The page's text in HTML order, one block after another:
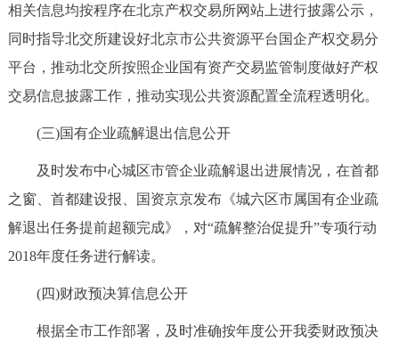
相关信息均按程序在北京产权交易所网站上进行披露公示，
同时指导北交所建设好北京市公共资源平台国企产权交易分
平台，推动北交所按照企业国有资产交易监管制度做好产权
交易信息披露工作，推动实现公共资源配置全流程透明化。
(三)国有企业疏解退出信息公开
及时发布中心城区市管企业疏解退出进展情况，在首都
之窗、首都建设报、国资京京发布《城六区市属国有企业疏
解退出任务提前超额完成》，对“疏解整治促提升”专项行动
2018年度任务进行解读。
(四)财政预决算信息公开
根据全市工作部署，及时准确按年度公开我委财政预决